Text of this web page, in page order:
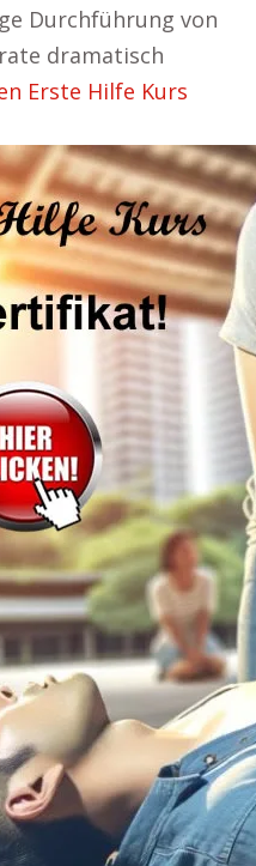
Durchführung von
dramatisch
Erste Hilfe Kurs